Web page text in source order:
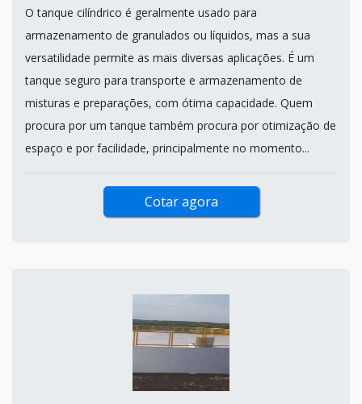
O tanque cilíndrico é geralmente usado para
armazenamento de granulados ou líquidos, mas a sua
versatilidade permite as mais diversas aplicações. É um
tanque seguro para transporte e armazenamento de
misturas e preparações, com ótima capacidade. Quem
procura por um tanque também procura por otimização de
espaço e por facilidade, principalmente no momento...
Cotar agora